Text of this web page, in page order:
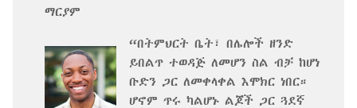
ማርያም
“በትምህርት ቤት፣ በሌሎች ዘንድ
ይበልጥ ተወዳጅ ለመሆን ስል ብቻ ከሆነ
ቡድን ጋር ለመቀላቀል እሞክር ነበር።
ሆኖም ጥሩ ካልሆኑ ልጆች ጋር ጓደኛ